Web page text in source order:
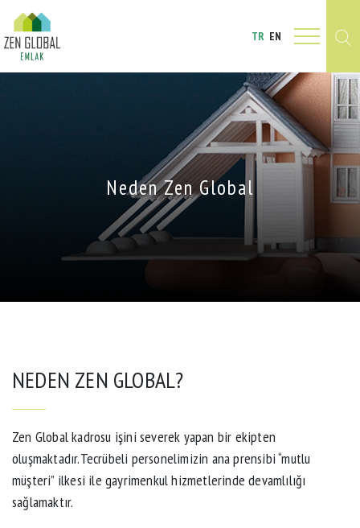
TR EN
Neden Zen Global
NEDEN ZEN GLOBAL?
Zen Global kadrosu işini severek yapan bir ekipten
oluşmaktadır.Tecrübeli personelimizin ana prensibi “mutlu
müşteri” ilkesi ile gayrimenkul hizmetlerinde devamlılığı
sağlamaktır.